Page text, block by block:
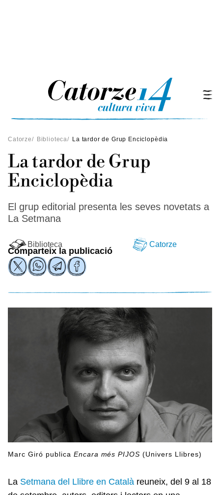
Catorze/ Biblioteca/ La tardor de Grup Enciclopèdia
La tardor de Grup
Enciclopèdia
El grup editorial presenta les seves novetats a
La Setmana
Biblioteca Catorze
Comparteix la publicació
Marc Giró publica Encara més PIJOS (Univers Llibres)
La Setmana del Llibre en Català reuneix, del 9 al 18